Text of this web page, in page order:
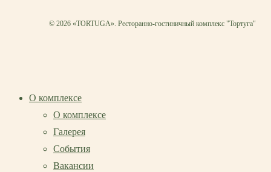
© 2026 «TORTUGA». Ресторанно-гостиничный комплекс "Тортуга"
О комплексе
О комплексе
Галерея
События
Вакансии